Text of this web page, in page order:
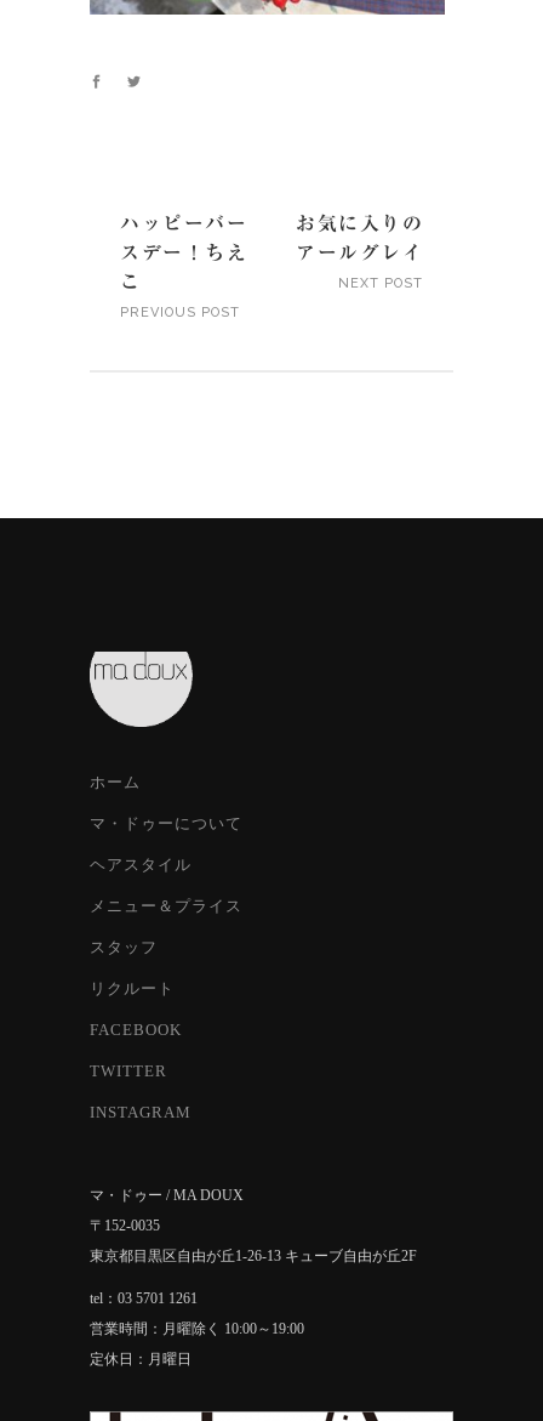
ハッピーバー
スデー！ちえ
こ
PREVIOUS POST
お気に入りの
アールグレイ
NEXT POST
ホーム
マ・ドゥーについて
ヘアスタイル
メニュー＆プライス
スタッフ
リクルート
FACEBOOK
TWITTER
INSTAGRAM
マ・ドゥー / MA DOUX
〒152-0035
東京都目黒区自由が丘1-26-13 キューブ自由が丘2F
tel：03 5701 1261
営業時間：月曜除く 10:00～19:00
定休日：月曜日